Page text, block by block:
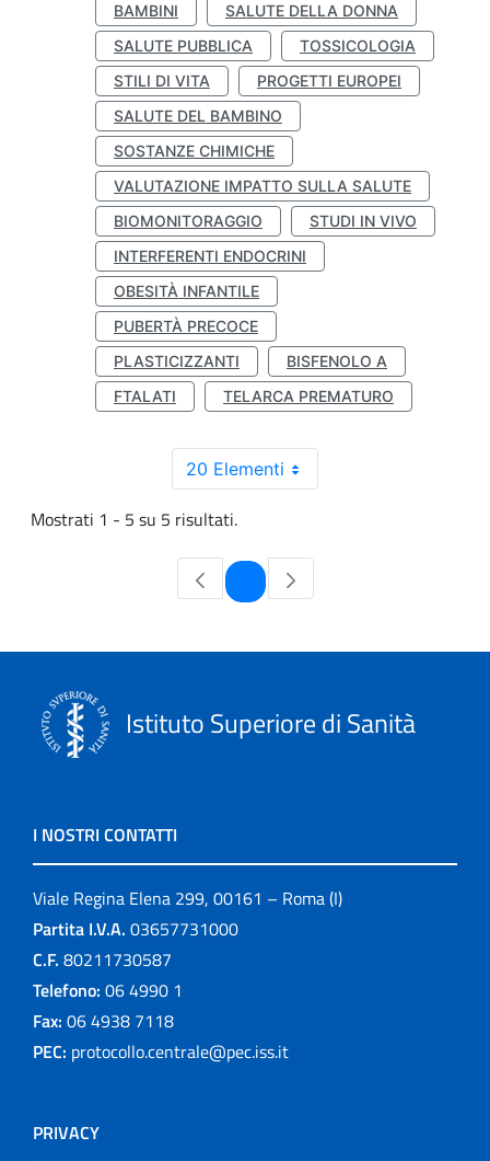
BAMBINI
SALUTE DELLA DONNA
SALUTE PUBBLICA
TOSSICOLOGIA
STILI DI VITA
PROGETTI EUROPEI
SALUTE DEL BAMBINO
SOSTANZE CHIMICHE
VALUTAZIONE IMPATTO SULLA SALUTE
BIOMONITORAGGIO
STUDI IN VIVO
INTERFERENTI ENDOCRINI
OBESITÀ INFANTILE
PUBERTÀ PRECOCE
PLASTICIZZANTI
BISFENOLO A
FTALATI
TELARCA PREMATURO
20 Elementi
Mostrati 1 - 5 su 5 risultati.
Pagina
Istituto Superiore di Sanità
I NOSTRI CONTATTI
Viale Regina Elena 299, 00161 – Roma (I)
Partita I.V.A. 03657731000
C.F. 80211730587
Telefono: 06 4990 1
Fax: 06 4938 7118
PEC: protocollo.centrale@pec.iss.it
PRIVACY